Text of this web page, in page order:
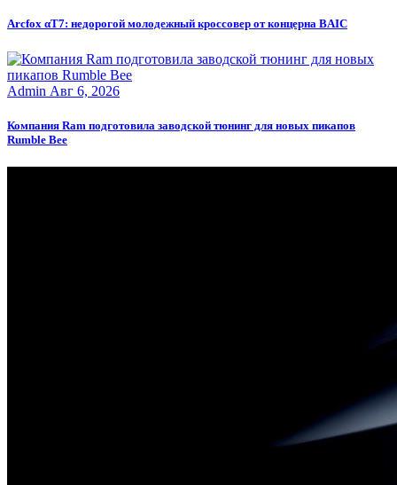
Arcfox αT7: недорогой молодежный кроссовер от концерна BAIC
Admin Авг 6, 2026
Компания Ram подготовила заводской тюнинг для новых пикапов
Rumble Bee